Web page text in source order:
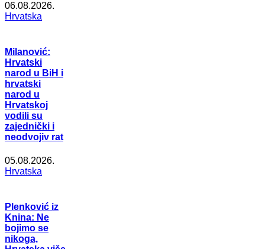
06.08.2026.
Hrvatska
Milanović:
Hrvatski
narod u BiH i
hrvatski
narod u
Hrvatskoj
vodili su
zajednički i
neodvojiv rat
05.08.2026.
Hrvatska
Plenković iz
Knina: Ne
bojimo se
nikoga,